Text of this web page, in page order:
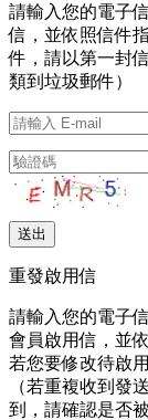
請輸入您的電子
信，並依照信件
件，請以第一封
類到垃圾郵件）
重發啟用信
請輸入您的電子
會員啟用信，並
若您要修改待啟
（若重複收到發
到，請確認是否